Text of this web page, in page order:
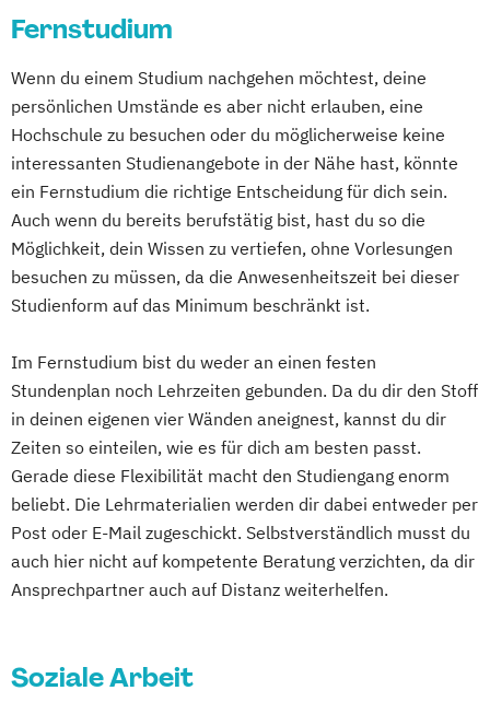
Psychologie
Soziale Arbeit (einphasig) (B.A.)
Soziale Arbeit (zweiphasig)
Sozialmanagement
Sozialpädagogik (einphasig) (B.A.)
Sozialpädagogik (zweiphasig) (B.A.)
Tourismus- und Eventmanagement
UX Design
Unternehmensrecht
Vertriebspsychologie
Wirtschaftsingenieur
Wirtschaftspsychologie Wirtschaftsrecht
in der frühkindlichen Bildung
Gesundheitsmanagement
Heil­pädagogik und Inklusive Pädagogik
Informationsdesign – Fachkommunikation
für technische Produkte und Prozesse
Kindheitspädagogik
Kommunikationsdesign
Komplementäre Heilverfahren in der
Schmerztherapie
i.V.
Logopädie
Mechatronik
Medical Fitness & Athletic Management
Medizinalfachberufe
Naturheilkunde und komplementäre
Heilverfahren
Osteopathie i.V.
Pharmamanagement und
Prozess- und Produktdesign
Fernstudium
Wenn du einem Studium nachgehen möchtest, deine
persönlichen Umstände es aber nicht erlauben, eine
Hochschule zu besuchen oder du möglicherweise keine
interessanten Studienangebote in der Nähe hast, könnte
ein Fernstudium die richtige Entscheidung für dich sein.
Auch wenn du bereits berufstätig bist, hast du so die
Möglichkeit, dein Wissen zu vertiefen, ohne Vorlesungen
besuchen zu müssen, da die Anwesenheitszeit bei dieser
Studienform auf das Minimum beschränkt ist.
Im Fernstudium bist du weder an einen festen
Stundenplan noch Lehrzeiten gebunden. Da du dir den Stoff
in deinen eigenen vier Wänden aneignest, kannst du dir
Zeiten so einteilen, wie es für dich am besten passt.
Gerade diese Flexibilität macht den Studiengang enorm
beliebt. Die Lehrmaterialien werden dir dabei entweder per
Post oder E-Mail zugeschickt. Selbstverständlich musst du
auch hier nicht auf kompetente Beratung verzichten, da dir
Ansprechpartner auch auf Distanz weiterhelfen.
Soziale Arbeit